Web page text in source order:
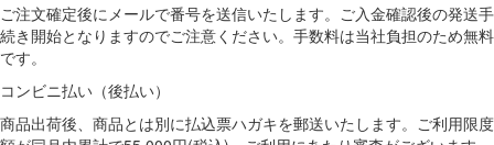
ご注文確定後にメールで番号を送信いたします。ご入金確認後の発送手
続き開始となりますのでご注意ください。手数料は当社負担のため無料
です。
コンビニ払い（後払い）
商品出荷後、商品とは別に払込票ハガキを郵送いたします。ご利用限度